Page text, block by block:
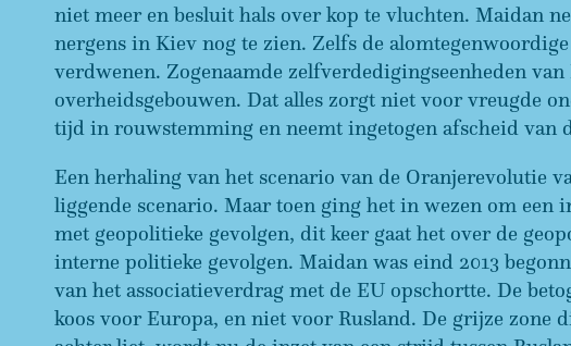
niet meer en besluit hals over kop te vluchten. Maidan
nergens in Kiev nog te zien. Zelfs de
verdwenen. Zogenaamde zelfverdedigingseenheden
overheidsgebouwen. Dat alles zorgt niet voor vreugde
tijd in rouwstemming en neemt ingetogen afscheid van
Een herhaling van het scenario van de Oranjerevolutie
liggende scenario. Maar toen ging het in wezen om een
met geopolitieke gevolgen, dit keer gaat het over de
interne politieke gevolgen. Maidan was eind 2013
van het associatieverdrag met de EU opschortte. De
koos voor Europa, en niet voor Rusland. De grijze zone